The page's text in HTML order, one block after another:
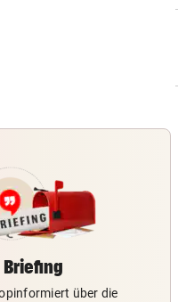
Briefing
über die